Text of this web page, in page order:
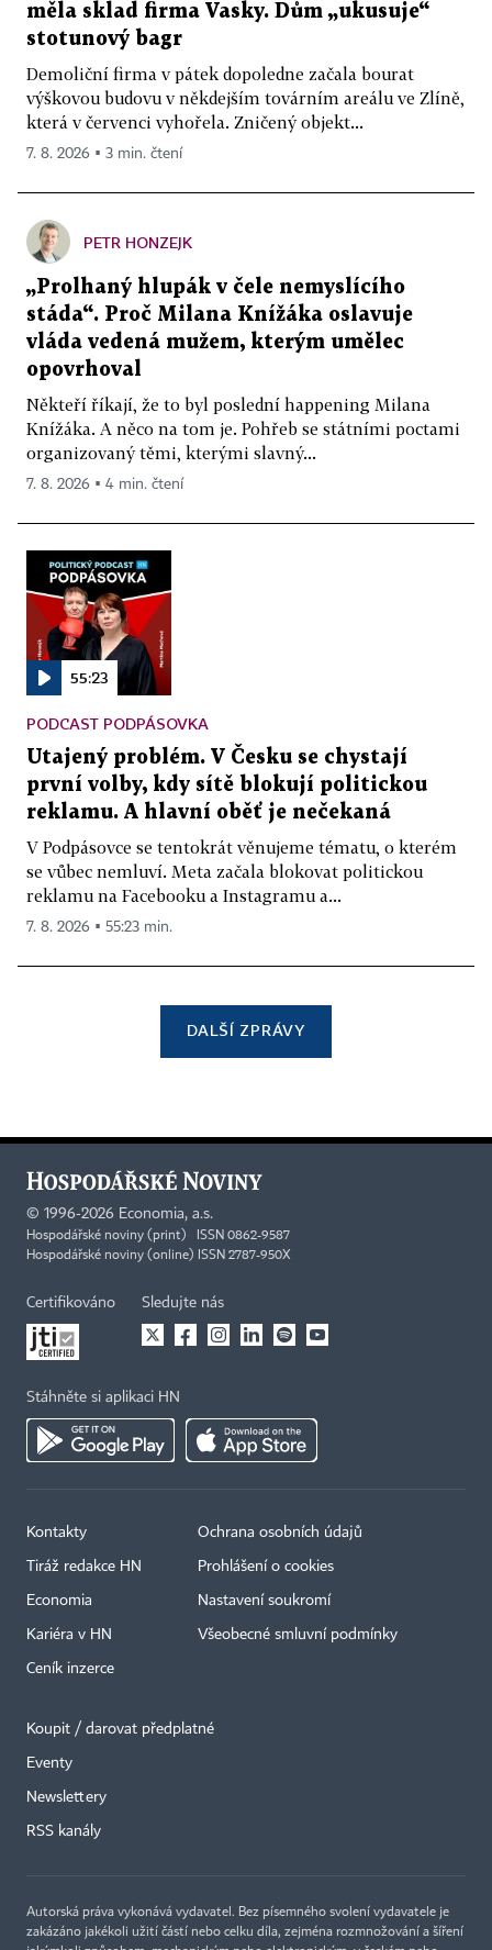
měla sklad firma Vasky. Dům „ukusuje“
stotunový bagr
Demoliční firma v pátek dopoledne začala bourat
výškovou budovu v někdejším továrním areálu ve Zlíně,
která v červenci vyhořela. Zničený objekt...
7. 8. 2026 ▪ 3 min. čtení
PETR HONZEJK
„Prolhaný hlupák v čele nemyslícího
stáda“. Proč Milana Knížáka oslavuje
vláda vedená mužem, kterým umělec
opovrhoval
Někteří říkají, že to byl poslední happening Milana
Knížáka. A něco na tom je. Pohřeb se státními poctami
organizovaný těmi, kterými slavný...
7. 8. 2026 ▪ 4 min. čtení
55:23
PODCAST PODPÁSOVKA
Utajený problém. V Česku se chystají
první volby, kdy sítě blokují politickou
reklamu. A hlavní oběť je nečekaná
V Podpásovce se tentokrát věnujeme tématu, o kterém
se vůbec nemluví. Meta začala blokovat politickou
reklamu na Facebooku a Instagramu a...
7. 8. 2026 ▪ 55:23 min.
DALŠÍ ZPRÁVY
© 1996-2026 Economia, a.s.
Hospodářské noviny (print) ISSN 0862-9587
Hospodářské noviny (online) ISSN 2787-950X
Certifikováno Sledujte nás
Stáhněte si aplikaci HN
Kontakty
Tiráž redakce HN
Economia
Kariéra v HN
Ceník inzerce
Ochrana osobních údajů
Prohlášení o cookies
Nastavení soukromí
Všeobecné smluvní podmínky
Koupit / darovat předplatné
Eventy
Newslettery
RSS kanály
Autorská práva vykonává vydavatel. Bez písemného svolení vydavatele je
zakázáno jakékoli užití částí nebo celku díla, zejména rozmnožování a šíření